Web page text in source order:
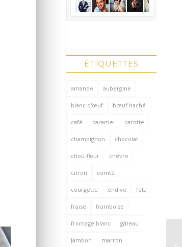
ÉTIQUETTES
amande aubergine
blanc d'œuf bœuf haché
café caramel carotte
champignon chocolat
chou-fleur chèvre
citron comté
courgette endive feta
fraise framboise
fromage blanc gâteau
Jambon marron